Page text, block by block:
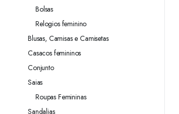
Bolsas
Relogios feminino
Blusas, Camisas e Camisetas
Casacos femininos
Conjunto
Saias
Roupas Femininas
Sandalias